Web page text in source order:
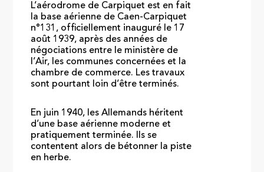
L’aérodrome de Carpiquet est en fait
la base aérienne de Caen-Carpiquet
n°131, officiellement inauguré le 17
août 1939, après des années de
négociations entre le ministère de
l’Air, les communes concernées et la
chambre de commerce. Les travaux
sont pourtant loin d’être terminés.
En juin 1940, les Allemands héritent
d’une base aérienne moderne et
pratiquement terminée. Ils se
contentent alors de bétonner la piste
en herbe.